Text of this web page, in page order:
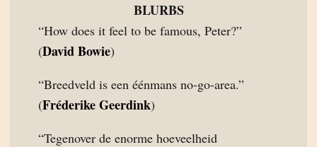
BLURBS
“How does it feel to be famous, Peter?”
(David Bowie)
“Breedveld is een éénmans no-go-area.”
(Fréderike Geerdink)
“Tegenover de enorme hoeveelheid